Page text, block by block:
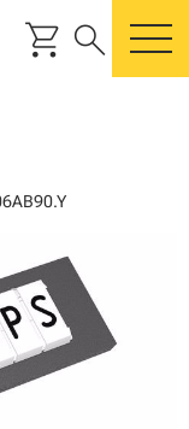
shopping_cart search